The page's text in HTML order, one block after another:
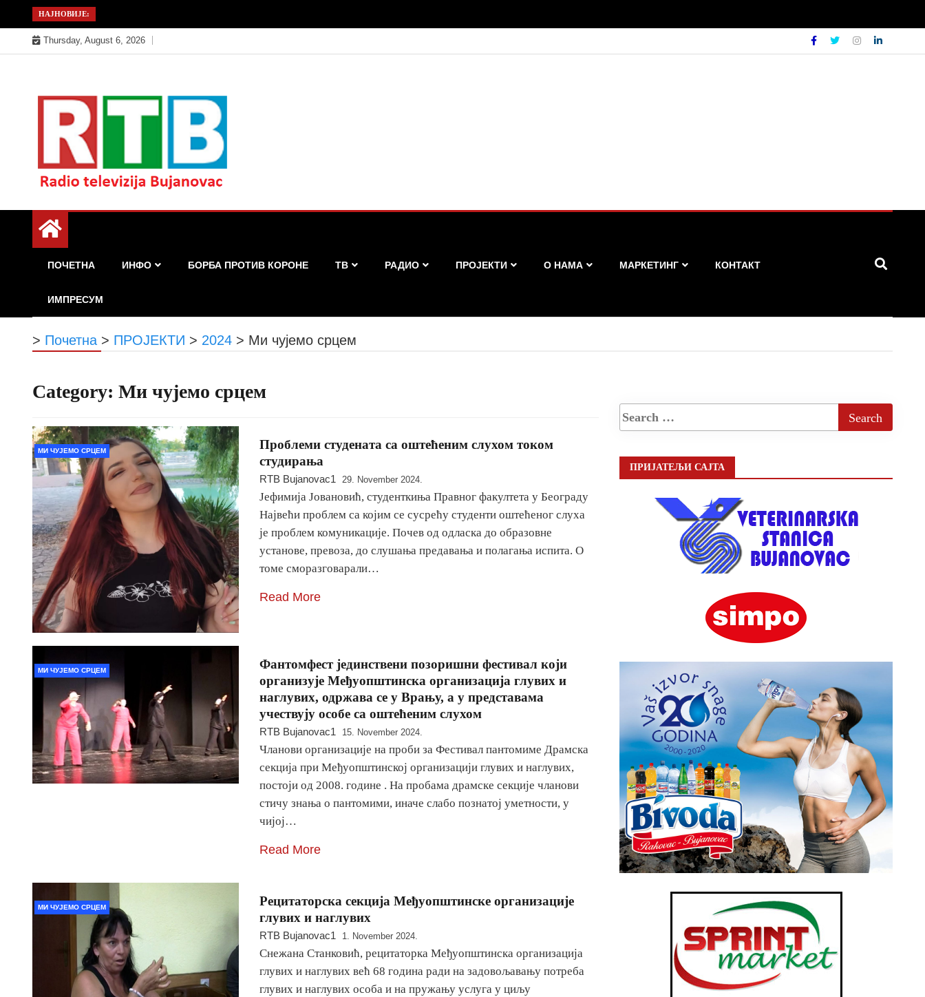
to
content
НАЈНОВИЈЕ:
Thursday, August 6, 2026
РТБ Бујановац
ПОЧЕТНА ИНФО БОРБА ПРОТИВ КОРОНЕ ТВ РАДИО ПРОЈЕКТИ О НАМА МАРКЕТИНГ КОНТАКТ
ИМПРЕСУМ
> Почетна > ПРОЈЕКТИ > 2024 > Ми чујемо срцем
Category: Ми чујемо срцем
МИ ЧУЈЕМО СРЦЕМ
Проблеми студената са оштећеним слухом током
студирања
RTB Bujanovac1 29. November 2024.
Јефимија Јовановић, студенткиња Правног факултета у Београду
Највећи проблем са којим се сусрећу студенти оштећеног слуха
је проблем комуникације. Почев од одласка до образовне
установе, превоза, до слушања предавања и полагања испита. О
томе сморазговарали…
Read More
МИ ЧУЈЕМО СРЦЕМ
Фантомфест јединствени позоришни фестивал који
организује Међуопштинска организација глувих и
наглувих, одржава се у Врању, а у представама
учествују особе са оштећеним слухом
RTB Bujanovac1 15. November 2024.
Чланови организације на проби за Фестивал пантомиме Драмска
секција при Међуопштинској организацији глувих и наглувих,
постоји од 2008. године . На пробама драмске секције чланови
стичу знања о пантомими, иначе слабо познатој уметности, у
чијој…
Read More
МИ ЧУЈЕМО СРЦЕМ
Рецитаторска секција Међуопштинске организације
глувих и наглувих
RTB Bujanovac1 1. November 2024.
Снежана Станковић, рецитаторка Међуопштинска организација
глувих и наглувих већ 68 година ради на задовољавању потреба
глувих и наглувих особа и на пружању услуга у циљу
ПРИЈАТЕЉИ САЈТА